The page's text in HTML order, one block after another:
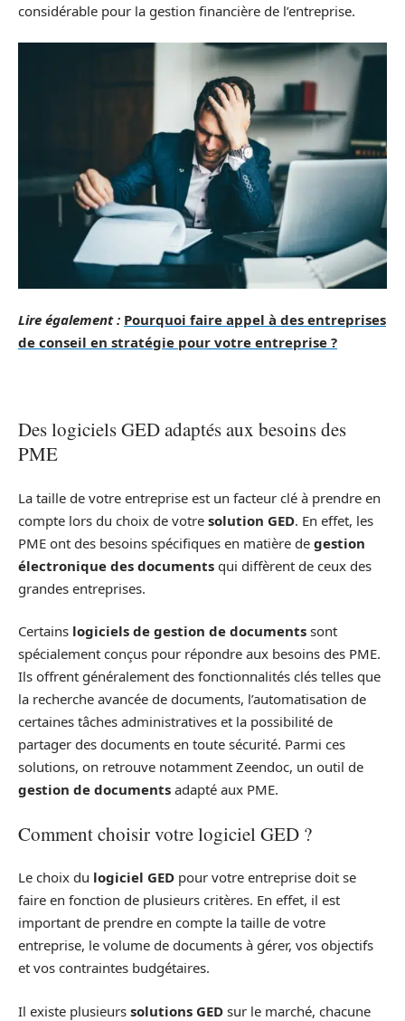
considérable pour la gestion financière de l’entreprise.
Lire également : Pourquoi faire appel à des entreprises
de conseil en stratégie pour votre entreprise ?
Des logiciels GED adaptés aux besoins des
PME
La taille de votre entreprise est un facteur clé à prendre en
compte lors du choix de votre solution GED. En effet, les
PME ont des besoins spécifiques en matière de gestion
électronique des documents qui diffèrent de ceux des
grandes entreprises.
Certains logiciels de gestion de documents sont
spécialement conçus pour répondre aux besoins des PME.
Ils offrent généralement des fonctionnalités clés telles que
la recherche avancée de documents, l’automatisation de
certaines tâches administratives et la possibilité de
partager des documents en toute sécurité. Parmi ces
solutions, on retrouve notamment Zeendoc, un outil de
gestion de documents adapté aux PME.
Comment choisir votre logiciel GED ?
Le choix du logiciel GED pour votre entreprise doit se
faire en fonction de plusieurs critères. En effet, il est
important de prendre en compte la taille de votre
entreprise, le volume de documents à gérer, vos objectifs
et vos contraintes budgétaires.
Il existe plusieurs solutions GED sur le marché, chacune